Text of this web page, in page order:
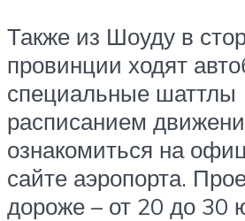
Также из Шоуду в
провинции ходят
специальные шаттлы
расписанием
ознакомиться на
сайте аэропорта.
дороже – от 20 до 30